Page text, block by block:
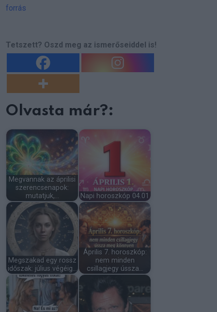
forrás
Tetszett? Oszd meg az ismerőseiddel is!
Olvasta már?:
Megvannak az áprilisi
szerencsenapok:
mutatjuk,…
Napi horoszkóp 04.01
Megszakad egy rossz
időszak: július végéig…
Április 7. horoszkóp:
nem minden
csillagjegy ússza…